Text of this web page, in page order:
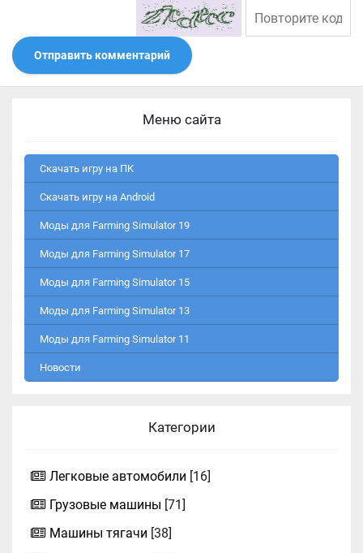
Отправить комментарий
Меню сайта
Скачать игру на ПК
Скачать игру на Android
Моды для Farming Simulator 19
Моды для Farming Simulator 17
Моды для Farming Simulator 15
Моды для Farming Simulator 13
Моды для Farming Simulator 11
Новости
Категории
Легковые автомобили [16]
Грузовые машины [71]
Машины тягачи [38]